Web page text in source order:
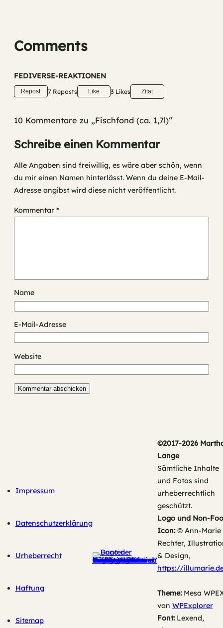
Comments
FEDIVERSE-REAKTIONEN
Repost 7 Reposts Like 3 Likes Zitat
10 Kommentare zu „Fischfond (ca. 1,7l)“
Schreibe einen Kommentar
Alle Angaben sind freiwillig, es wäre aber schön, wenn
du mir einen Namen hinterlässt. Wenn du deine E-Mail-
Adresse angibst wird diese nicht veröffentlicht.
Kommentar *
Name
E-Mail-Adresse
Website
Impressum
Datenschutzerklärung
Urheberrecht
Haftung
Sitemap
©2017-2026
Lange
Sämtliche Inhalte
und Fotos sind
urheberrechtlich
geschützt.
Logo und Non-
Icon:© Ann-Marie
Rechter,
& Design,
https://
Theme:Mesa
von WPExplorer
Font:Lexend,